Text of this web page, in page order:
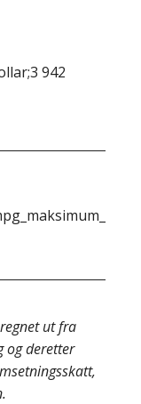
942
ut fra
og deretter